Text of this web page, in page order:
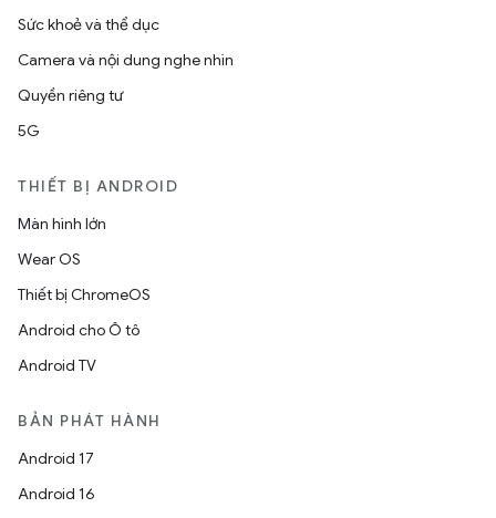
Sức khoẻ và thể dục
Camera và nội dung nghe nhìn
Quyền riêng tư
5G
THIẾT BỊ ANDROID
Màn hình lớn
Wear OS
Thiết bị ChromeOS
Android cho Ô tô
Android TV
BẢN PHÁT HÀNH
Android 17
Android 16